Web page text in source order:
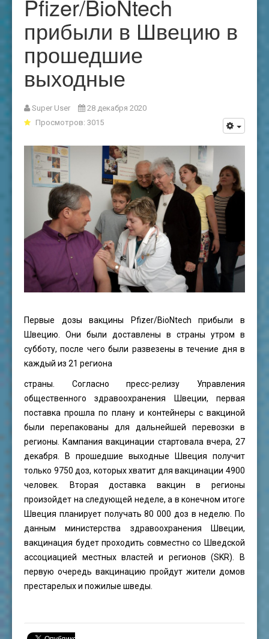
Pfizer/BioNtech
прибыли в Швецию в
прошедшие
выходные
Super User
28 декабря 2020
Просмотров: 3015
Первые дозы вакцины Pfizer/BioNtech прибыли в
Швецию. Они были доставлены в страны утром в
субботу, после чего были развезены в течение дня в
каждый из 21 региона
страны. Согласно пресс-релизу Управления
общественного здравоохранения Швеции, первая
поставка прошла по плану и контейнеры с вакциной
были перепакованы для дальнейшей перевозки в
регионы. Кампания вакцинации стартовала вчера, 27
декабря. В прошедшие выходные Швеция получит
только 9750 доз, которых хватит для вакцинации 4900
человек. Вторая доставка вакцин в регионы
произойдет на следующей неделе, а в конечном итоге
Швеция планирует получать 80 000 доз в неделю. По
данным министерства здравоохранения Швеции,
вакцинация будет проходить совместно со Шведской
ассоциацией местных властей и регионов (SKR). В
первую очередь вакцинацию пройдут жители домов
престарелых и пожилые шведы.